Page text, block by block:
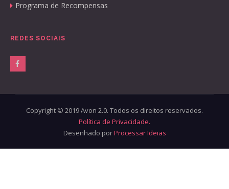
Programa de Recompensas
REDES SOCIAIS
Copyright © 2019 Avon 2.0. Todos os direitos reservados.
Política de Privacidade.
Desenhado porProcessar Ideias